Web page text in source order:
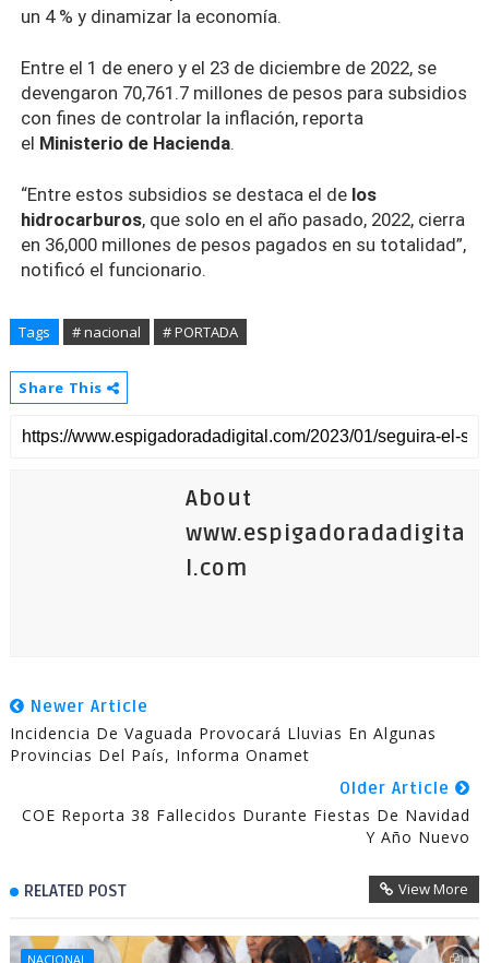
un 4 % y dinamizar la economía.
Entre el 1 de enero y el 23 de diciembre de 2022, se
devengaron 70,761.7 millones de pesos para subsidios
con fines de controlar la inflación, reporta
el Ministerio de Hacienda.
“Entre estos subsidios se destaca el de los
hidrocarburos, que solo en el año pasado, 2022, cierra
en 36,000 millones de pesos pagados en su totalidad”,
notificó el funcionario.
Tags # nacional # PORTADA
Share This
About
www.espigadoradadigita
l.com
Newer Article
Incidencia De Vaguada Provocará Lluvias En Algunas
Provincias Del País, Informa Onamet
Older Article
COE Reporta 38 Fallecidos Durante Fiestas De Navidad
Y Año Nuevo
RELATED POST View More
NACIONAL